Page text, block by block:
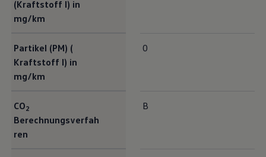
(Kraftstoff I) in
mg/km
Partikel (PM) (
Kraftstoff I) in
mg/km
0
CO2
Berechnungsverfah
ren
B